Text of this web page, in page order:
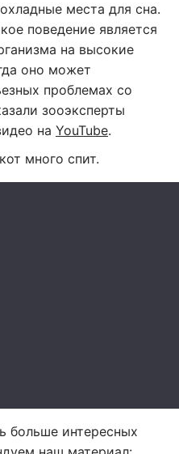
места для сна.
поведение является
на высокие
оно может
проблемах со
зооэксперты
на YouTube.
много спит.
больше интересных